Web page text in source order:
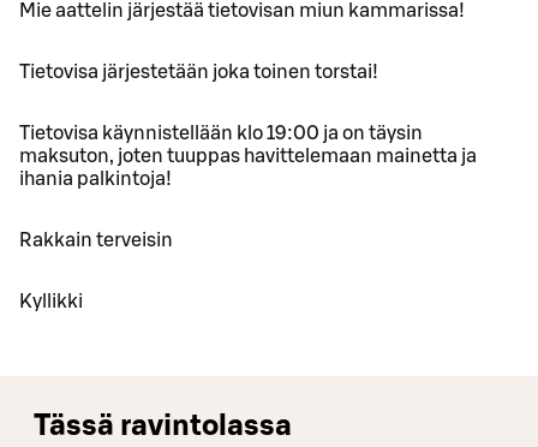
Mie aattelin järjestää tietovisan miun kammarissa!
Tietovisa järjestetään joka toinen torstai!
Tietovisa käynnistellään klo 19:00 ja on täysin
maksuton, joten tuuppas havittelemaan mainetta ja
ihania palkintoja!
Rakkain terveisin
Kyllikki
Tässä ravintolassa